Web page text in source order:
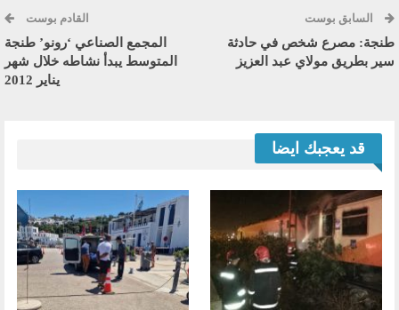
السابق بوست
طنجة: مصرع شخص في حادثة
سير بطريق مولاي عبد العزيز
القادم بوست
المجمع الصناعي ‘رونو’ طنجة
المتوسط يبدأ نشاطه خلال شهر
يناير 2012
قد يعجبك ايضا